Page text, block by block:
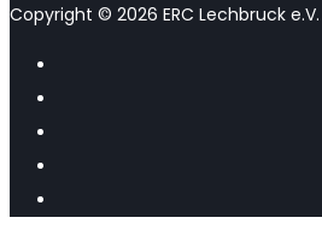
Copyright © 2026 ERC Lechbruck e.V.